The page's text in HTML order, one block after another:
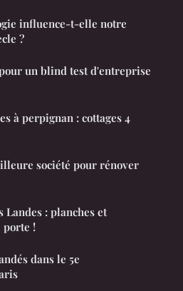
influence-t-elle notre
?
un blind test d'entreprise
à perpignan : cottages 4
société pour rénover
Landes : planches et
porte !
dans le 5e